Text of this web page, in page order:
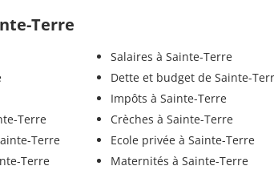
Terre
Terre
Terre
Terre
Salaires à Sainte-Terre
Dette et budget de Sainte-
Impôts à Sainte-Terre
Crèches à Sainte-Terre
Ecole privée à Sainte-Terre
Maternités à Sainte-Terre